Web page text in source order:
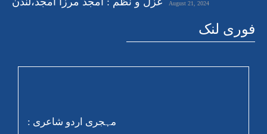
August 21, 2024
فوری لنک
مہجری اردو شاعری :